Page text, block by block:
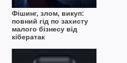
Фішинг, злом, викуп:
повний гід по захисту
малого бізнесу від
кібератак